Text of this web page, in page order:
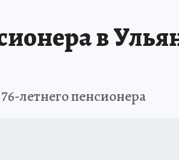
в
летнего пенсионера